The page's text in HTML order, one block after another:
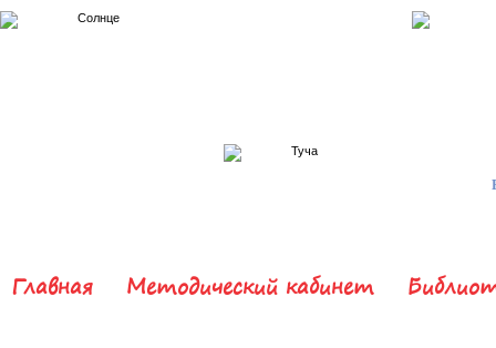
Главная Методический кабинет